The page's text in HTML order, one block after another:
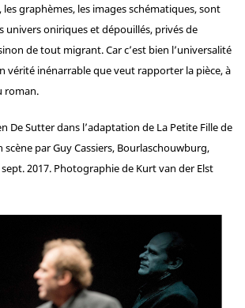
les graphèmes, les images schématiques, sont
univers oniriques et dépouillés, privés de
de tout migrant. Car c’est bien l’universalité
vérité inénarrable que veut rapporter la pièce, à
roman.
De Sutter dans l’adaptation de La Petite Fille de
par Guy Cassiers, Bourlaschouwburg,
2017. Photographie de Kurt van der Elst